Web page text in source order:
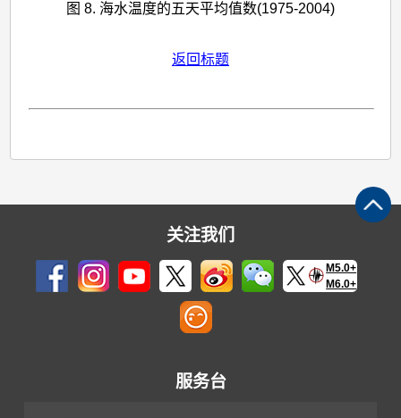
图 8. 海水温度的五天平均值数(1975-2004)
返回标题
关注我们
M5.0+
M6.0+
服务台